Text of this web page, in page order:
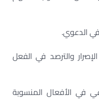
الدعوي.
والترصد في الفعل
في الأفعال المنسوبة